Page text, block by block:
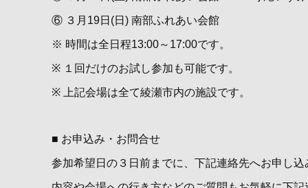
⑥ ３月19日(日) 南部ふれあい会館
※ 時間は全日程13:00～17:00です。
※ １回だけのお試し参加も可能です。
※ 上記会場は全て綾瀬市内の施設です。
■ お申込み・お問合せ
参加希望日の３日前までに、下記連絡先へお申し込